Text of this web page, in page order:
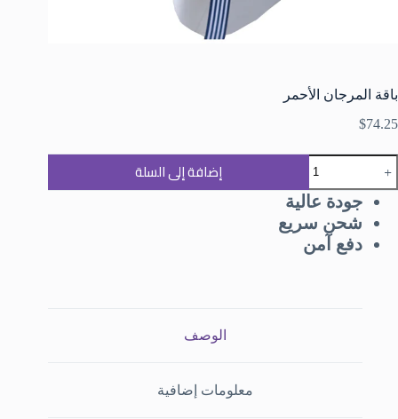
باقة المرجان الأحمر
$74.25
إضافة إلى السلة
جودة عالية
شحن سريع
دفع آمن
الوصف
معلومات إضافية